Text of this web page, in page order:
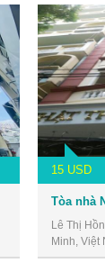
15 USD
Lê Thị
Minh, Việt